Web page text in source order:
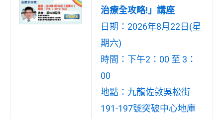
治療全攻略!」講座
日期：2026年8月22日(星
期六)
時間：下午2：00 至 3：
00
地點：九龍佐敦吳松街
191-197號突破中心地庫